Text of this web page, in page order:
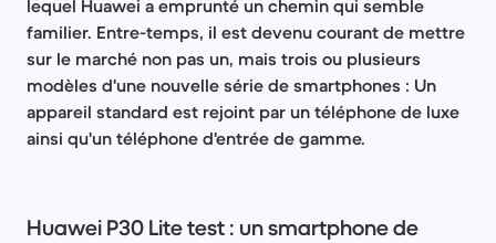
lequel Huawei a emprunté un chemin qui semble
familier. Entre-temps, il est devenu courant de mettre
sur le marché non pas un, mais trois ou plusieurs
modèles d'une nouvelle série de smartphones : Un
appareil standard est rejoint par un téléphone de luxe
ainsi qu'un téléphone d'entrée de gamme.
Huawei P30 Lite test : un smartphone de